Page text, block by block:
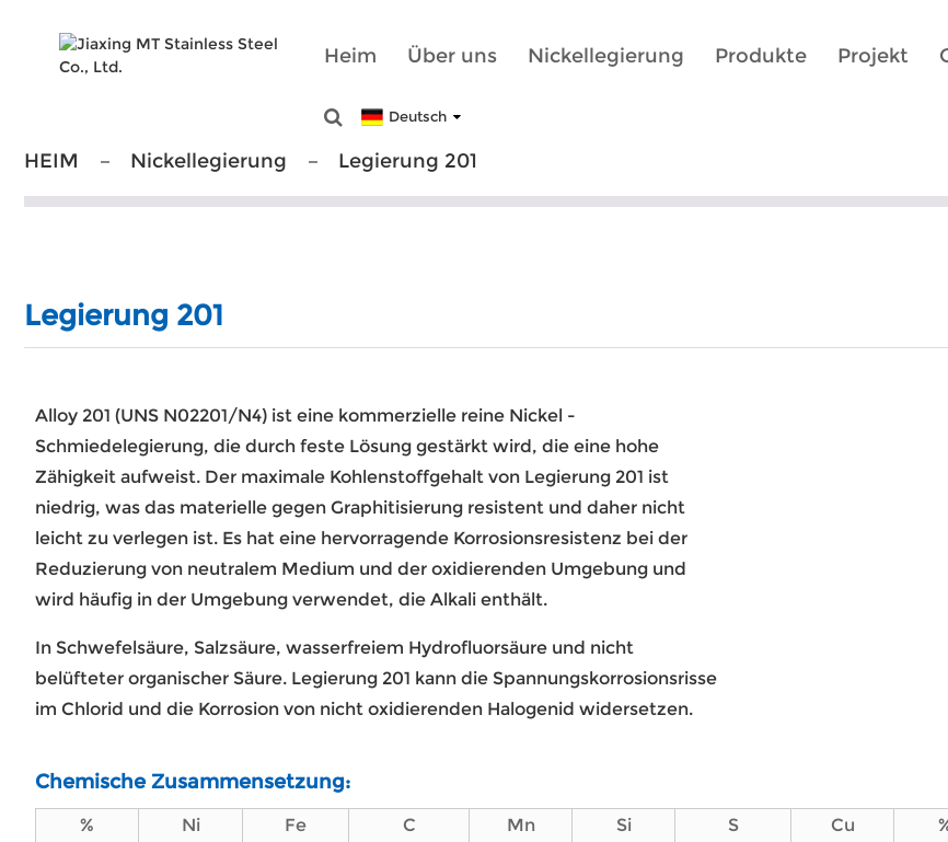
Heim Über uns Nickellegierung Produkte Projekt
Deutsch
HEIM Nickellegierung Legierung 201
Legierung 201
Alloy 201 (UNS N02201/N4) ist eine kommerzielle reine Nickel -
Schmiedelegierung, die durch feste Lösung gestärkt wird, die eine hohe
Zähigkeit aufweist. Der maximale Kohlenstoffgehalt von Legierung 201 ist
niedrig, was das materielle gegen Graphitisierung resistent und daher nicht
leicht zu verlegen ist. Es hat eine hervorragende Korrosionsresistenz bei der
Reduzierung von neutralem Medium und der oxidierenden Umgebung und
wird häufig in der Umgebung verwendet, die Alkali enthält.
In Schwefelsäure, Salzsäure, wasserfreiem Hydrofluorsäure und nicht
belüfteter organischer Säure. Legierung 201 kann die Spannungskorrosionsrisse
im Chlorid und die Korrosion von nicht oxidierenden Halogenid widersetzen.
Chemische Zusammensetzung:
% Ni Fe C Mn Si S Cu